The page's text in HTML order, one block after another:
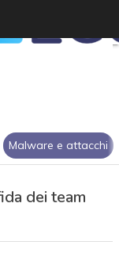
Malware e attacchi
dei team